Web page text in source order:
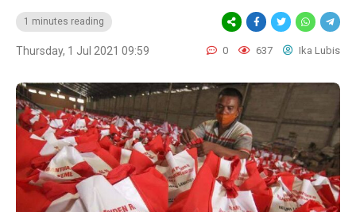
1 minutes reading
Thursday, 1 Jul 2021 09:59 0 637 Ika Lubis